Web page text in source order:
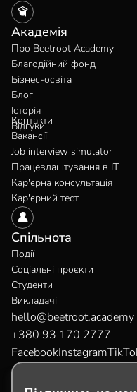
Спільнота
Події
Соціальні проєкти
Студенти
Викладачі
Академія
Про Beetroot Academy
Благодійний фонд
Бізнес-освіта
Блог
Історія
Відгуки
Контакти
Вакансії
Job interview simulator
Працевлаштування в IT
Кар'єрна консультація
Кар'єрний тест
hello@beetroot.academy
+380 93 170 2777
FacebookInstagram